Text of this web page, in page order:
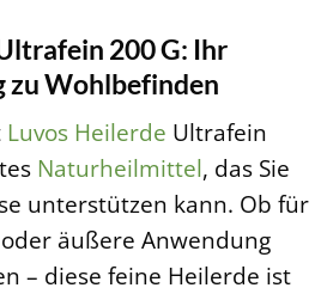
200 G: Ihr
zu Wohlbefinden
Luvos Heilerde Ultrafein
Naturheilmittel, das Sie
unterstützen kann. Ob für
äußere Anwendung
– diese feine Heilerde ist